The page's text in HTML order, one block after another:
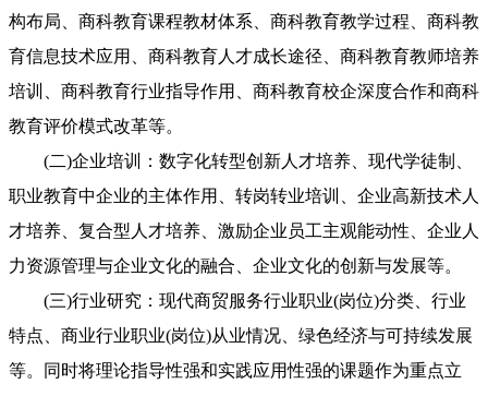
构布局、商科教育课程教材体系、商科教育教学过程、商科教
育信息技术应用、商科教育人才成长途径、商科教育教师培养
培训、商科教育行业指导作用、商科教育校企深度合作和商科
教育评价模式改革等。
(二)企业培训：数字化转型创新人才培养、现代学徒制、
职业教育中企业的主体作用、转岗转业培训、企业高新技术人
才培养、复合型人才培养、激励企业员工主观能动性、企业人
力资源管理与企业文化的融合、企业文化的创新与发展等。
(三)行业研究：现代商贸服务行业职业(岗位)分类、行业
特点、商业行业职业(岗位)从业情况、绿色经济与可持续发展
等。同时将理论指导性强和实践应用性强的课题作为重点立